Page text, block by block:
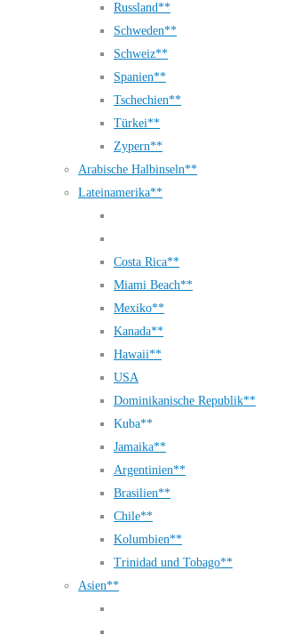
Russland**
Schweden**
Schweiz**
Spanien**
Tschechien**
Türkei**
Zypern**
Arabische Halbinseln**
Lateinamerika**
Costa Rica**
Miami Beach**
Mexiko**
Kanada**
Hawaii**
USA
Dominikanische Republik**
Kuba**
Jamaika**
Argentinien**
Brasilien**
Chile**
Kolumbien**
Trinidad und Tobago**
Asien**